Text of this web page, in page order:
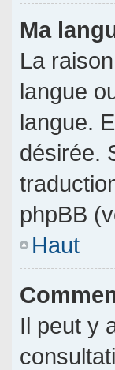
Ma
La
langue
langue.
désirée.
phpBB
Haut
Il peut y